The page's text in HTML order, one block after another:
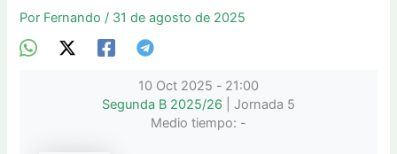
Por Fernando/ 31 de agosto de 2025
10 Oct 2025 - 21:00
Segunda B 2025/26
| Jornada 5
Medio tiempo: -